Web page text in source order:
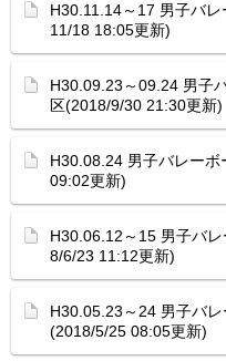
H30.11.14～17 男子バ
11/18 18:05更新)
H30.09.23～09.24 男子
区(2018/9/30 21:30更新)
H30.08.24 男子バレー
09:02更新)
H30.06.12～15 男子バ
8/6/23 11:12更新)
H30.05.23～24 男子バ
(2018/5/25 08:05更新)